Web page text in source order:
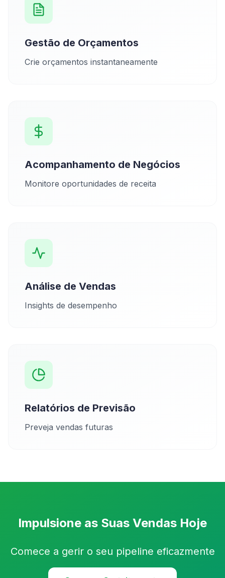
Gestão de Orçamentos
Crie orçamentos instantaneamente
Acompanhamento de Negócios
Monitore oportunidades de receita
Análise de Vendas
Insights de desempenho
Relatórios de Previsão
Preveja vendas futuras
Impulsione as Suas Vendas Hoje
Comece a gerir o seu pipeline eficazmente